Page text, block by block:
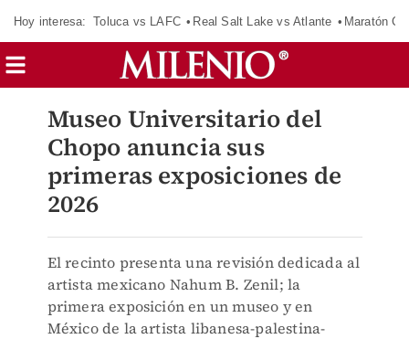
Hoy interesa: Toluca vs LAFC Real Salt Lake vs Atlante Maratón
Museo Universitario del
Chopo anuncia sus
primeras exposiciones de
2026
El recinto presenta una revisión dedicada al
artista mexicano Nahum B. Zenil; la
primera exposición en un museo y en
México de la artista libanesa-palestina-